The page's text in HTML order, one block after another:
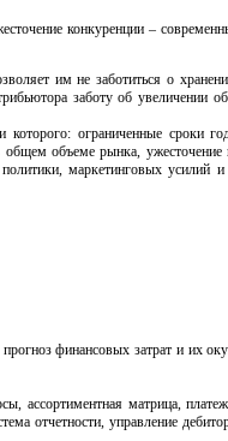
конкуренции –
им не заботиться о
заботу об увеличении
ограниченные сроки
объеме рынка, ужесточение
маркетинговых усилий и
финансовых затрат и их
ассортиментная матрица,
отчетности, управление